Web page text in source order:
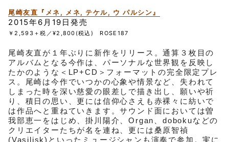
尾崎友直『メネ, メネ, テケル, ウ パルシン』
2015年6月19日発売
￥2,593＋税／¥2,800(税込) ROSE187
尾崎友直が１年ぶりに新作をリリース。通算３枚目の
アルバムとなる今作は、パーソナルな世界観を反映し
たかのような＜LP+CD＞フォーマットの完全限定プレ
ス。尾崎は今作でいつかの心象や情景など、失われて
しまった時を深い慈愛の眼差しで描き出し、願いや祈
り、積日の思い、更には信仰心さえも赤裸々に紡いで
は作品へと重ねていきます。サウンド面においては曽
我部恵一をはじめ、掛川陽介、Organ、dobokuなどの
クリエイターたちが名を連ね、更には桑原智禎
(Vasilisk)といったミュージシャンも演奏で参加。実に